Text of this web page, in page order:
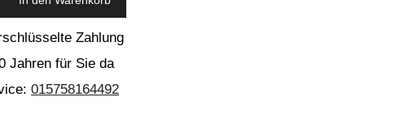
Zahlung
Jahren für Sie da
015758164492